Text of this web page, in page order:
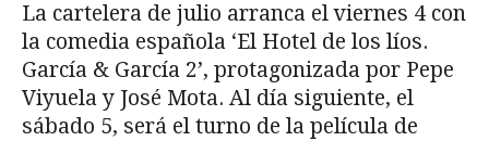
La cartelera de julio arranca el viernes 4 con
la comedia española ‘El Hotel de los líos.
García & García 2’, protagonizada por Pepe
Viyuela y José Mota. Al día siguiente, el
sábado 5, será el turno de la película de